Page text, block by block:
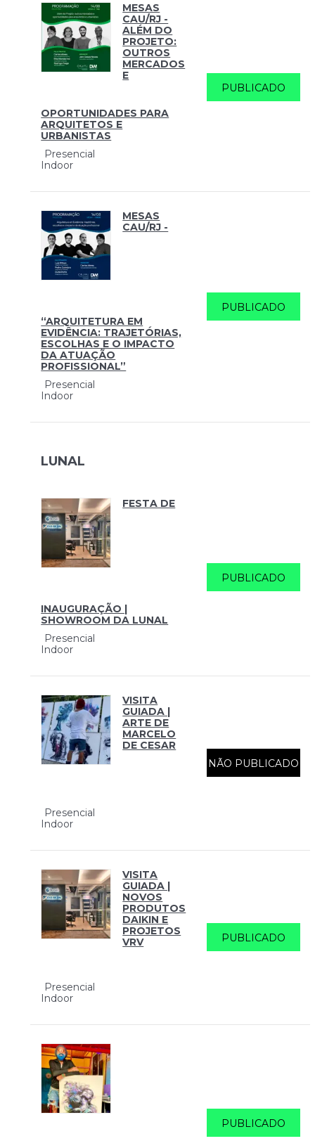
MESAS
CAU/RJ -
ALÉM DO
PROJETO:
OUTROS
MERCADOS
E
OPORTUNIDADES PARA
ARQUITETOS E
URBANISTAS
Presencial
Indoor
PUBLICADO
MESAS
CAU/RJ -
“ARQUITETURA EM
EVIDÊNCIA: TRAJETÓRIAS,
ESCOLHAS E O IMPACTO
DA ATUAÇÃO
PROFISSIONAL”
Presencial
Indoor
PUBLICADO
LUNAL
FESTA DE
INAUGURAÇÃO |
SHOWROOM DA LUNAL
Presencial
Indoor
PUBLICADO
VISITA
GUIADA |
ARTE DE
MARCELO
DE CESAR
Presencial
Indoor
NÃO PUBLICADO
VISITA
GUIADA |
NOVOS
PRODUTOS
DAIKIN E
PROJETOS
VRV
Presencial
Indoor
PUBLICADO
PUBLICADO